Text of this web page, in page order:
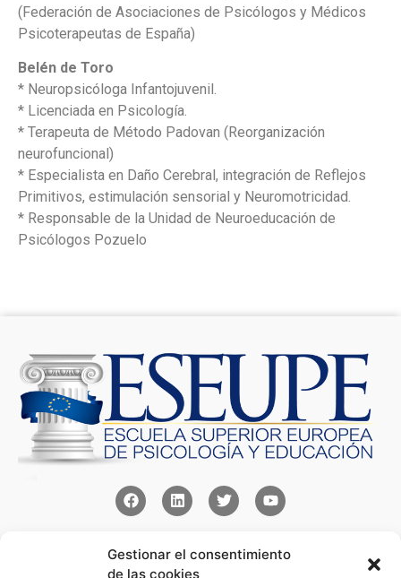
Gestionar el consentimiento
de las cookies
(Federación de Asociaciones de Psicólogos y Médicos
Psicoterapeutas de España)
Belén de Toro
* Neuropsicóloga Infantojuvenil.
* Licenciada en Psicología.
* Terapeuta de Método Padovan (Reorganización
neurofuncional)
* Especialista en Daño Cerebral, integración de Reflejos
Primitivos, estimulación sensorial y Neuromotricidad.
* Responsable de la Unidad de Neuroeducación de
Psicólogos Pozuelo
Contacto
Av Juan XXIII 15b Pozuelo de Alarcón – Madrid